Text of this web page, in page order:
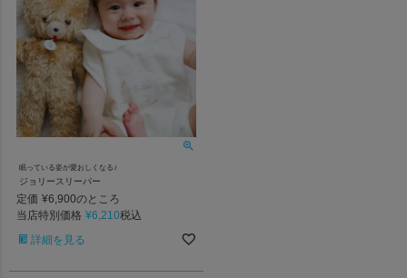
眠っている姿が愛おしくなる♪
ジョリースリーパー
定価 ¥6,900のところ
当店特別価格 ¥6,210税込
詳細を見る